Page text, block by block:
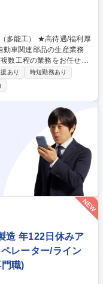
数工程の業務をお任せし
キルが身につくポジショ
搬送業務 ■加工・検査業
内不良防止 ■生産関連業
取り組み【働きやすい環
した雇用形態のもと長期
的に現場改善業務も目指
あり
時短勤務あり
造 年122日休みア
レーター/ライン
職)